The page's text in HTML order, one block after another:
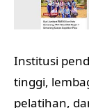
Institusi
tinggi,
pelatihan,